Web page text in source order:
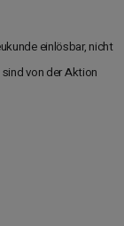
einlösbar, nicht
von der Aktion